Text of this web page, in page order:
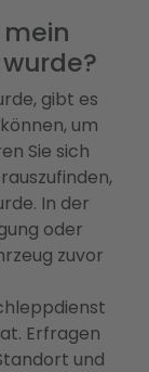
gibt es
um
Sie sich
In der
oder
zuvor
Erfragen
und